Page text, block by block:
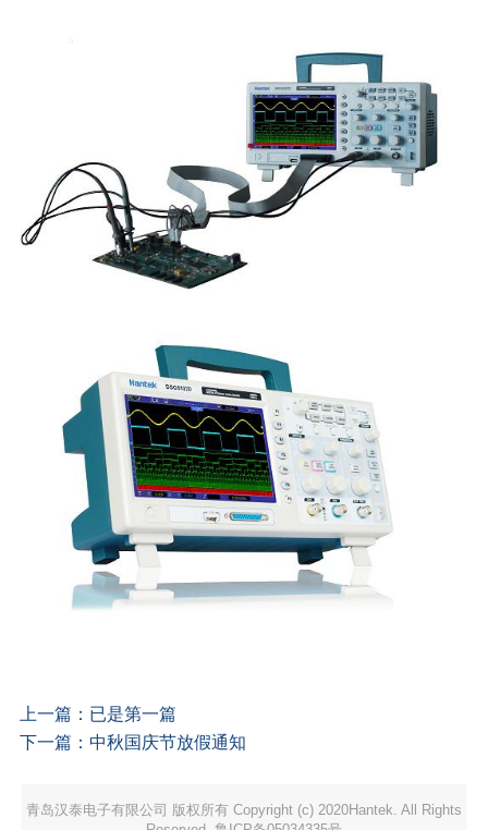
上一篇： 已是第一篇
下一篇：中秋国庆节放假通知
青岛汉泰电子有限公司 版权所有 Copyright (c) 2020Hantek. All Rights